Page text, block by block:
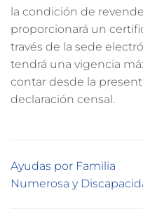
la condición de
proporcionará un
través de la sede
tendrá una vigencia
contar desde la
declaración censal.
Ayudas por Familia
Numerosa y